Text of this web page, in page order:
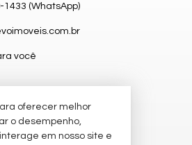
1433 (WhatsApp)
você
por WhatsApp
oferecer melhor
o desempenho,
em nosso site e